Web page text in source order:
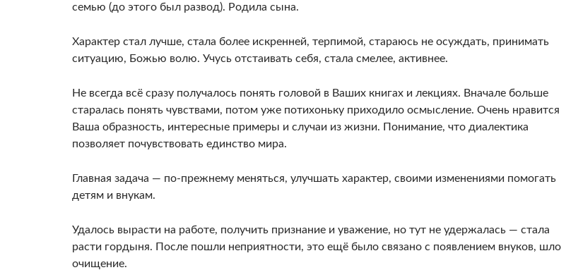
семью (до этого был развод). Родила сына.
Характер стал лучше, стала более искренней, терпимой, стараюсь не осуждать, принимать
ситуацию, Божью волю. Учусь отстаивать себя, стала смелее, активнее.
Не всегда всё сразу получалось понять головой в Ваших книгах и лекциях. Вначале больше
старалась понять чувствами, потом уже потихоньку приходило осмысление. Очень нравится
Ваша образность, интересные примеры и случаи из жизни. Понимание, что диалектика
позволяет почувствовать единство мира.
Главная задача — по-прежнему меняться, улучшать характер, своими изменениями помогать
детям и внукам.
Удалось вырасти на работе, получить признание и уважение, но тут не удержалась — стала
расти гордыня. После пошли неприятности, это ещё было связано с появлением внуков, шло
очищение.